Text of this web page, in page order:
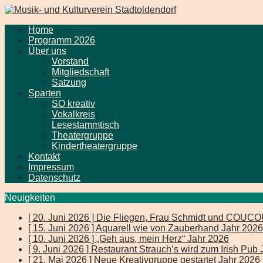
Home
Programm 2026
Über uns
Vorstand
Mitgliedschaft
Satzung
Sparten
SO kreativ
Vokalkreis
Lesestammtisch
Theatergruppe
Kindertheatergruppe
Kontakt
Impressum
Datenschutz
Neuigkeiten
[ 20. Juni 2026 ] Die Fliegen, Frau Schmidt und
[ 15. Juni 2026 ] Aquarell wie von Zauberhand Jahr 2026
[ 10. Juni 2026 ] „Geh aus, mein Herz“ Jahr 2026
[ 9. Juni 2026 ] Restaurant Strauch’s wird zum Irish Pub
[ 21. Mai 2026 ] Neue Kreativgruppe gestartetJahr 2026